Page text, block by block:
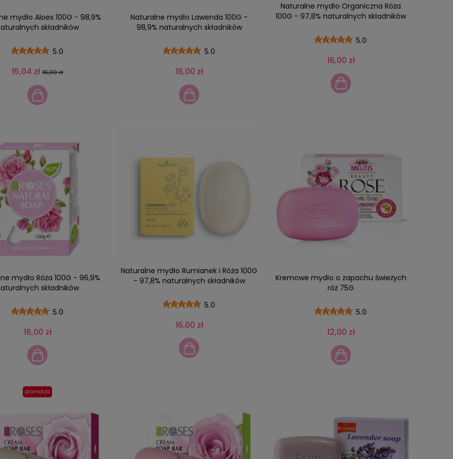
mydło Aloes 100G - 98,9%
składników
5.0
15,04 zł 16,00 zł
Naturalne mydło Lawenda 100G -
98,9% naturalnych składników
5.0
16,00 zł
Naturalne mydło Organiczna Róża
100G - 97,8% naturalnych składników
5.0
16,00 zł
mydło Róża 100G - 96,9%
składników
5.0
16,00 zł
Naturalne mydło Rumianek i Róża 100G
- 97,8% naturalnych składników
5.0
16,00 zł
Kremowe mydło o zapachu świeżych
róż 75G
5.0
12,00 zł
promocja